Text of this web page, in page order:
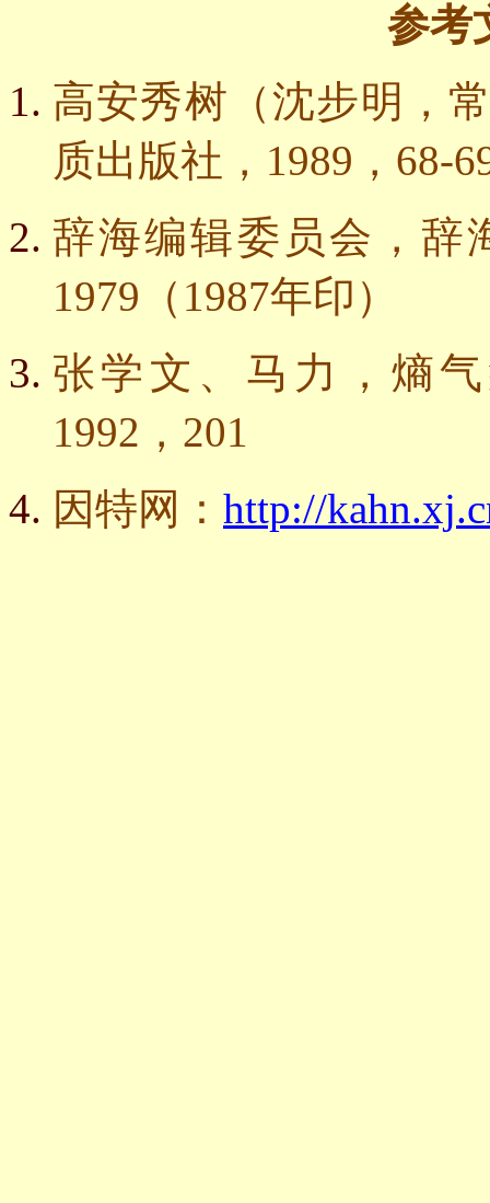
参考
高安秀树（沈步明，
质出版社， 1989 ， 68-
辞海编辑委员会，辞
1979 （ 1987年印）
张学文、马力，熵
1992 ， 201
因特网： http://